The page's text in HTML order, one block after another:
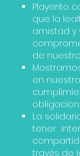
Playerito
que la
amistad y
de
en
La
tener
través de